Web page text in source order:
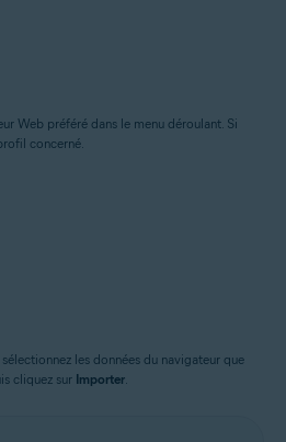
Web préféré dans le menu déroulant. Si
concerné.
sélectionnez les données du navigateur que
cliquez sur Importer